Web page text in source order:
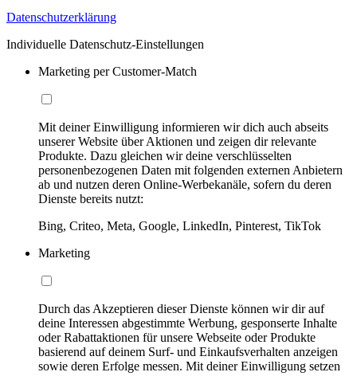
Datenschutzerklärung
Individuelle Datenschutz-Einstellungen
Marketing per Customer-Match
Mit deiner Einwilligung informieren wir dich auch abseits
unserer Website über Aktionen und zeigen dir relevante
Produkte. Dazu gleichen wir deine verschlüsselten
personenbezogenen Daten mit folgenden externen Anbietern
ab und nutzen deren Online-Werbekanäle, sofern du deren
Dienste bereits nutzt:
Bing, Criteo, Meta, Google, LinkedIn, Pinterest, TikTok
Marketing
Durch das Akzeptieren dieser Dienste können wir dir auf
deine Interessen abgestimmte Werbung, gesponserte Inhalte
oder Rabattaktionen für unsere Webseite oder Produkte
basierend auf deinem Surf- und Einkaufsverhalten anzeigen
sowie deren Erfolge messen. Mit deiner Einwilligung setzen